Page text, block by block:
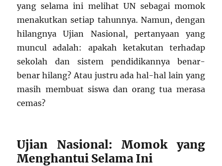
yang selama ini melihat UN sebagai momok
menakutkan setiap tahunnya. Namun, dengan
hilangnya Ujian Nasional, pertanyaan yang
muncul adalah: apakah ketakutan terhadap
sekolah dan sistem pendidikannya benar-
benar hilang? Atau justru ada hal-hal lain yang
masih membuat siswa dan orang tua merasa
cemas?
Ujian Nasional: Momok yang
Menghantui Selama Ini